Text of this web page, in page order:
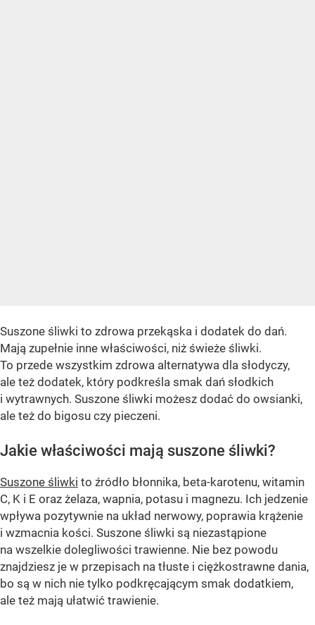
Suszone śliwki to zdrowa przekąska i dodatek do dań.
Mają zupełnie inne właściwości, niż świeże śliwki.
To przede wszystkim zdrowa alternatywa dla słodyczy,
ale też dodatek, który podkreśla smak dań słodkich
i wytrawnych. Suszone śliwki możesz dodać do owsianki,
ale też do bigosu czy pieczeni.
Jakie właściwości mają suszone śliwki?
Suszone śliwki to źródło błonnika, beta-karotenu, witamin
C, K i E oraz żelaza, wapnia, potasu i magnezu. Ich jedzenie
wpływa pozytywnie na układ nerwowy, poprawia krążenie
i wzmacnia kości. Suszone śliwki są niezastąpione
na wszelkie dolegliwości trawienne. Nie bez powodu
znajdziesz je w przepisach na tłuste i ciężkostrawne dania,
bo są w nich nie tylko podkręcającym smak dodatkiem,
ale też mają ułatwić trawienie.